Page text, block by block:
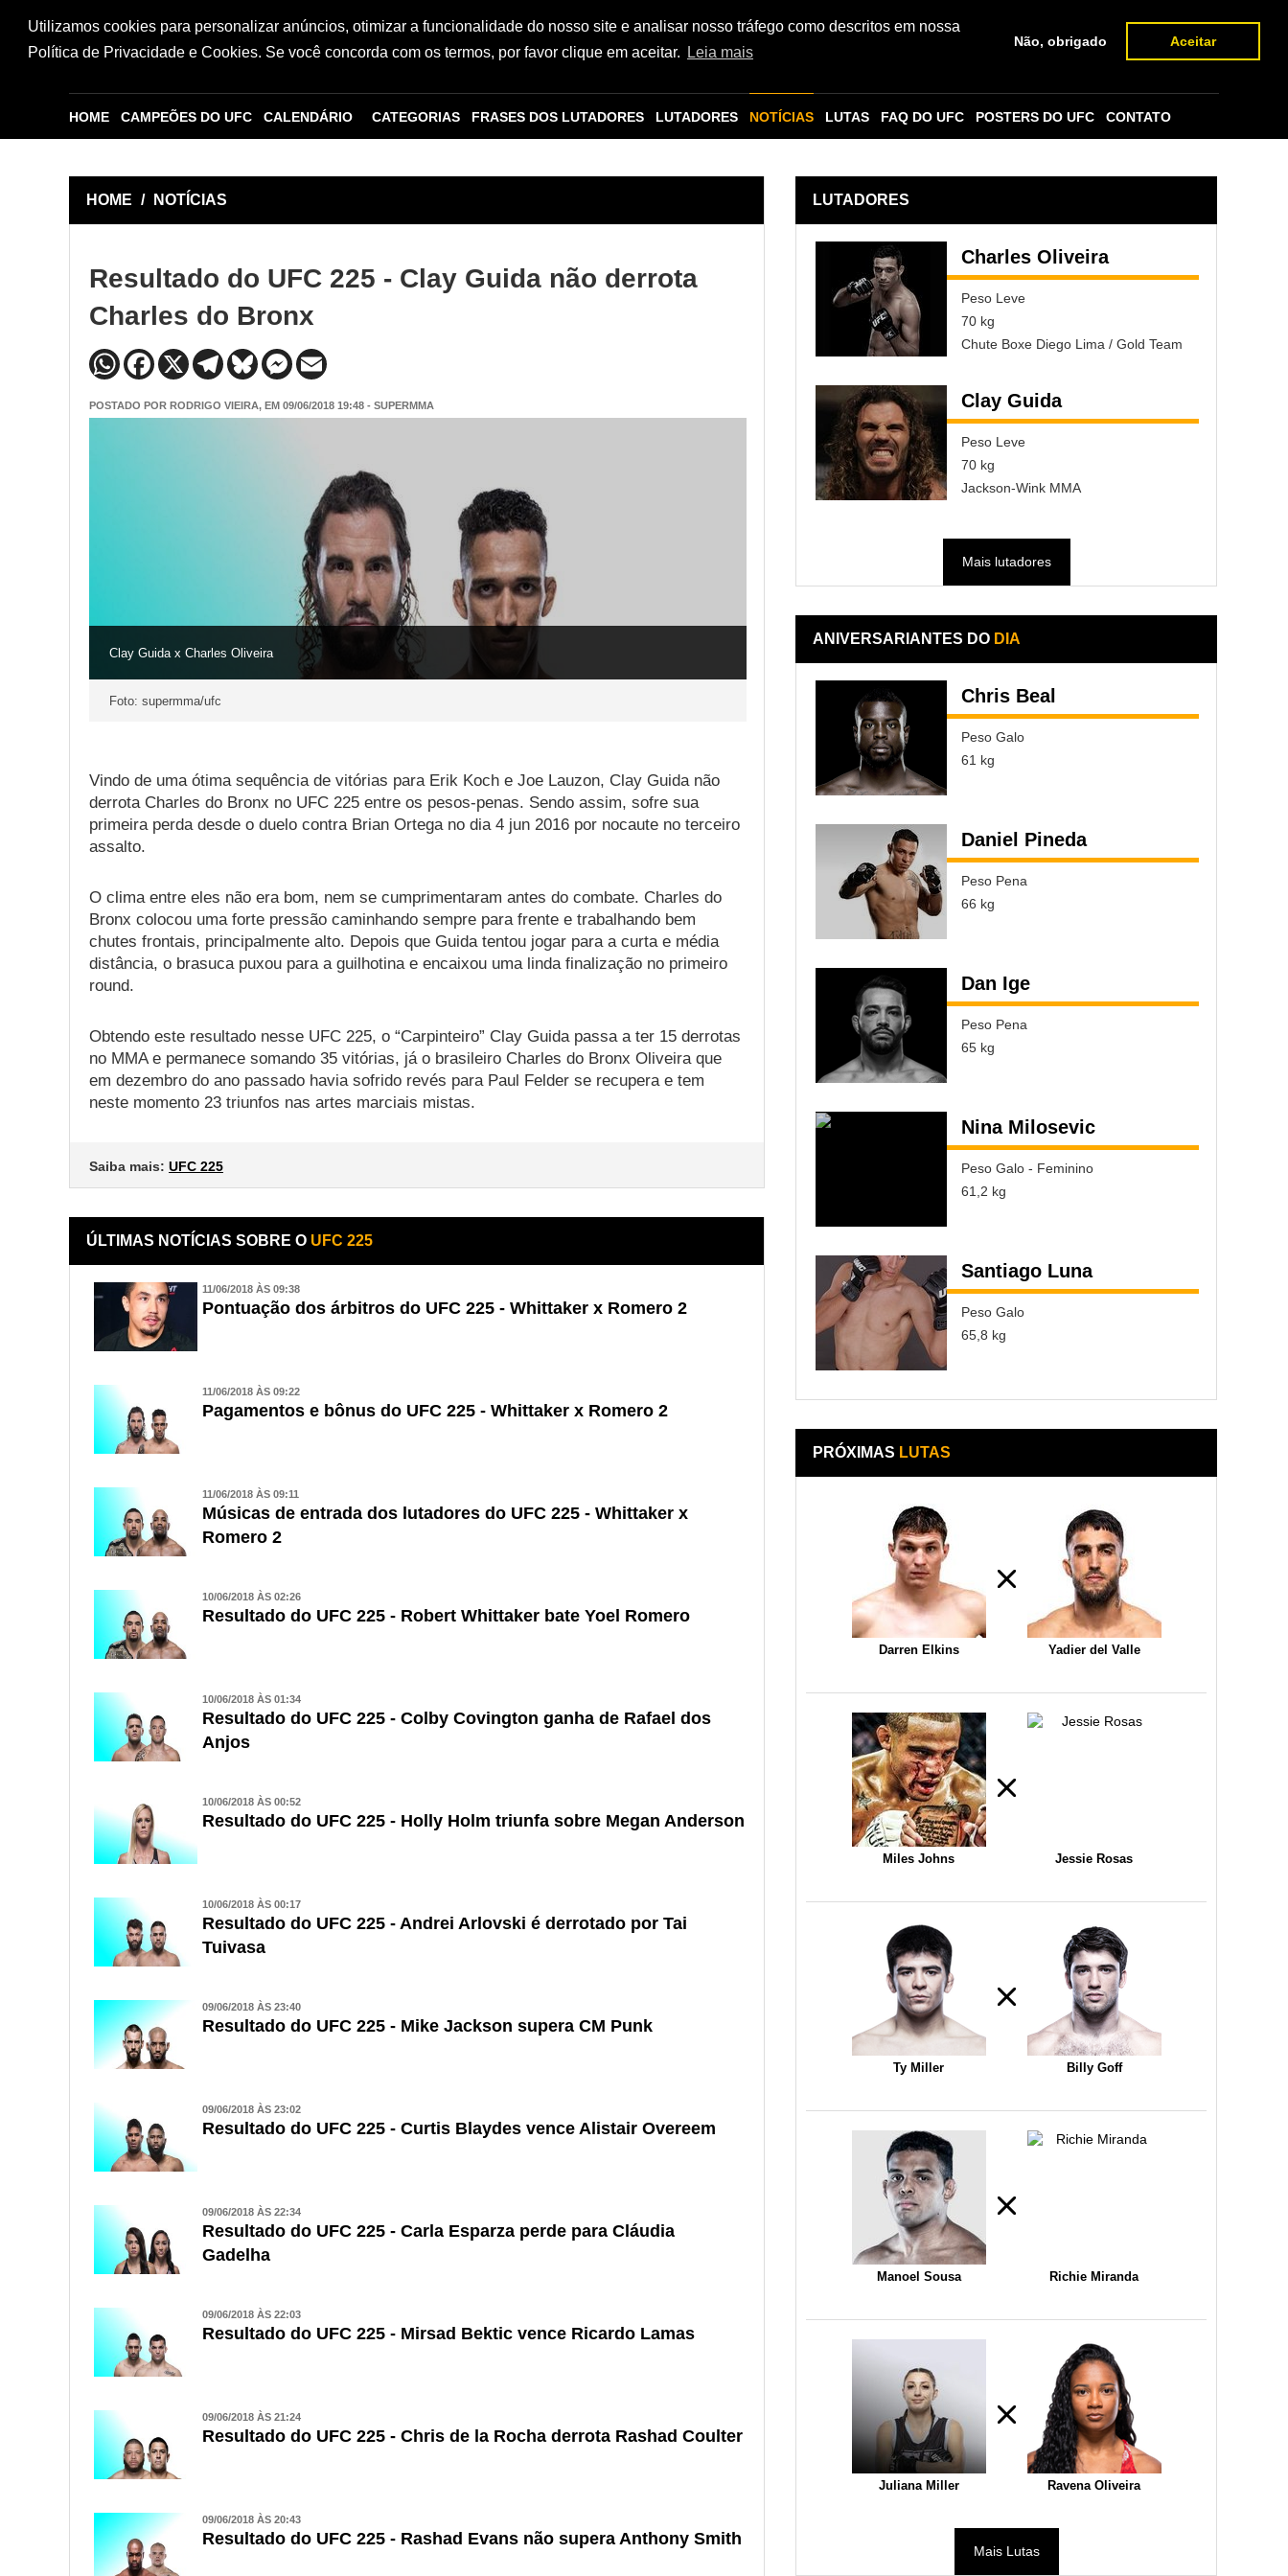
Utilizamos cookies para personalizar anúncios, otimizar a funcionalidade do nosso site e analisar nosso tráfego como descritos em nossa
Política de Privacidade e Cookies. Se você concorda com os termos, por favor clique em aceitar.
Leia mais
Não, obrigado Aceitar
HOME CAMPEÕES DO UFC CALENDÁRIO CATEGORIAS FRASES DOS LUTADORES LUTADORES NOTÍCIAS LUTAS FAQ DO UFC POSTERS DO UFC CONTATO
HOME / NOTÍCIAS
Resultado do UFC 225 - Clay Guida não derrota
Charles do Bronx
POSTADO POR RODRIGO VIEIRA, EM 09/06/2018 19:48 - SUPERMMA
Clay Guida x Charles Oliveira
Foto: supermma/ufc
Vindo de uma ótima sequência de vitórias para Erik Koch e Joe Lauzon, Clay Guida não
derrota Charles do Bronx no UFC 225 entre os pesos-penas. Sendo assim, sofre sua
primeira perda desde o duelo contra Brian Ortega no dia 4 jun 2016 por nocaute no terceiro
assalto.
O clima entre eles não era bom, nem se cumprimentaram antes do combate. Charles do
Bronx colocou uma forte pressão caminhando sempre para frente e trabalhando bem
chutes frontais, principalmente alto. Depois que Guida tentou jogar para a curta e média
distância, o brasuca puxou para a guilhotina e encaixou uma linda finalização no primeiro
round.
Obtendo este resultado nesse UFC 225, o “Carpinteiro” Clay Guida passa a ter 15 derrotas
no MMA e permanece somando 35 vitórias, já o brasileiro Charles do Bronx Oliveira que
em dezembro do ano passado havia sofrido revés para Paul Felder se recupera e tem
neste momento 23 triunfos nas artes marciais mistas.
Saiba mais: UFC 225
ÚLTIMAS NOTÍCIAS SOBRE O UFC 225
11/06/2018 ÀS 09:38
Pontuação dos árbitros do UFC 225 - Whittaker x Romero 2
11/06/2018 ÀS 09:22
Pagamentos e bônus do UFC 225 - Whittaker x Romero 2
11/06/2018 ÀS 09:11
Músicas de entrada dos lutadores do UFC 225 - Whittaker x
Romero 2
10/06/2018 ÀS 02:26
Resultado do UFC 225 - Robert Whittaker bate Yoel Romero
10/06/2018 ÀS 01:34
Resultado do UFC 225 - Colby Covington ganha de Rafael dos
Anjos
10/06/2018 ÀS 00:52
Resultado do UFC 225 - Holly Holm triunfa sobre Megan Anderson
10/06/2018 ÀS 00:17
Resultado do UFC 225 - Andrei Arlovski é derrotado por Tai
Tuivasa
09/06/2018 ÀS 23:40
Resultado do UFC 225 - Mike Jackson supera CM Punk
09/06/2018 ÀS 23:02
Resultado do UFC 225 - Curtis Blaydes vence Alistair Overeem
09/06/2018 ÀS 22:34
Resultado do UFC 225 - Carla Esparza perde para Cláudia
Gadelha
09/06/2018 ÀS 22:03
Resultado do UFC 225 - Mirsad Bektic vence Ricardo Lamas
09/06/2018 ÀS 21:24
Resultado do UFC 225 - Chris de la Rocha derrota Rashad Coulter
09/06/2018 ÀS 20:43
Resultado do UFC 225 - Rashad Evans não supera Anthony Smith
LUTADORES
Charles Oliveira
Peso Leve
70 kg
Chute Boxe Diego Lima / Gold Team
Clay Guida
Peso Leve
70 kg
Jackson-Wink MMA
Mais lutadores
ANIVERSARIANTES DO DIA
Chris Beal
Peso Galo
61 kg
Daniel Pineda
Peso Pena
66 kg
Dan Ige
Peso Pena
65 kg
Nina Milosevic
Peso Galo - Feminino
61,2 kg
Santiago Luna
Peso Galo
65,8 kg
PRÓXIMAS LUTAS
Darren Elkins Yadier del Valle
Miles Johns Jessie Rosas
Ty Miller Billy Goff
Manoel Sousa Richie Miranda
Juliana Miller Ravena Oliveira
Mais Lutas